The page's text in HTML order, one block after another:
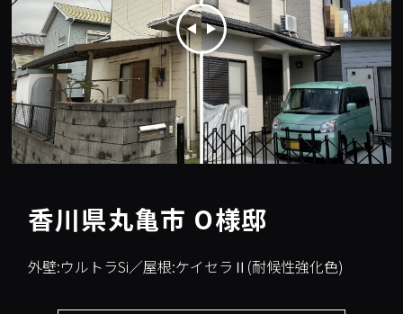
香川県丸亀市 O様邸
外壁:ウルトラSi／屋根:ケイセラⅡ(耐候性強化色)